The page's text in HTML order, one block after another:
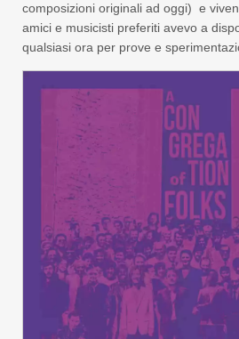
composizioni originali ad oggi) e
amici e musicisti preferiti avevo a
qualsiasi ora per prove e